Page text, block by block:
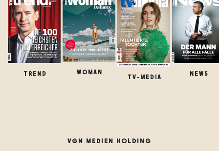
TREND WOMAN
TV-MEDIA
NEWS
VGN MEDIEN HOLDING